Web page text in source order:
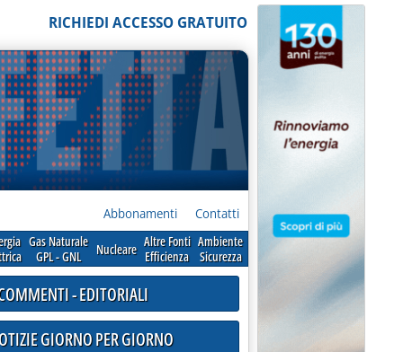
RICHIEDI ACCESSO GRATUITO
Abbonamenti Contatti
Gas Naturale
GPL - GNL
Nucleare Altre Fonti
Efficienza
Ambiente
Sicurezza
- EDITORIALI
GIORNO PER GIORNO